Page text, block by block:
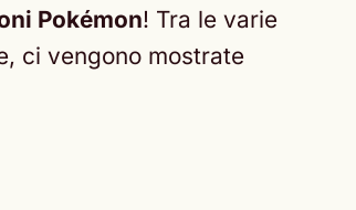
Pokémon! Tra le varie
ci vengono mostrate